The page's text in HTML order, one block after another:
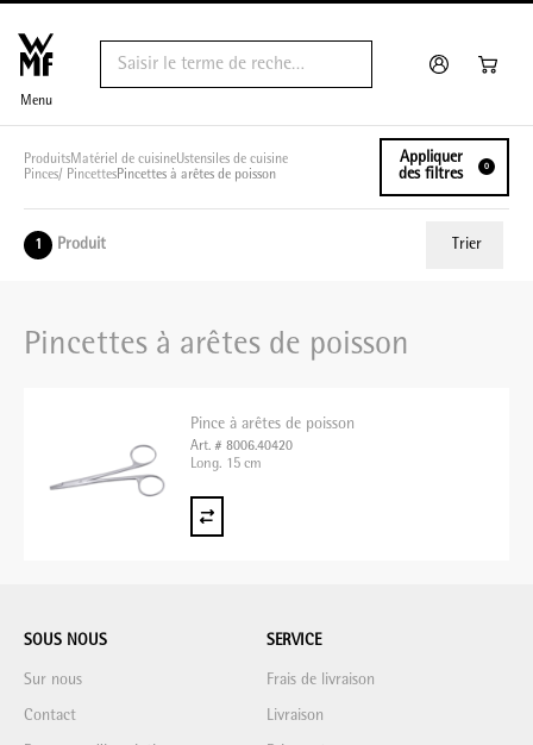
Menu
ProduitsMatériel de cuisineUstensiles de cuisine
Pinces/ PincettesPincettes à arêtes de poisson
Appliquer
des filtres
0
1 Produit Trier
Prix le plus bas
Pincettes à arêtes de poisson
Pince à arêtes de poisson
Art. # 8006.40420
Long. 15 cm
SOUS NOUS
Sur nous
Contact
SERVICE
Frais de livraison
Livraison